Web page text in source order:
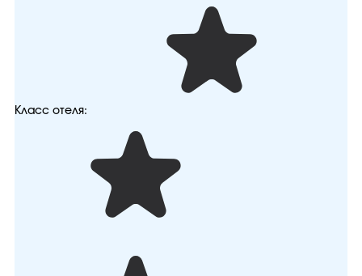
Класс отеля: